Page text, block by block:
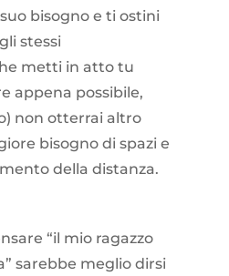
bisogno e ti ostini
stessi
metti in atto tu
appena possibile,
non otterrai altro
bisogno di spazi e
della distanza.
“il mio ragazzo
sarebbe meglio dirsi